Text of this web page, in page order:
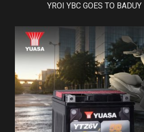
YROI YBC GOES TO